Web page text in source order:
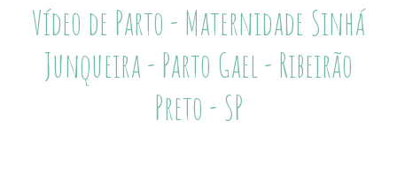
Vídeo de Parto - Maternidade Sinhá
Junqueira - Parto Gael - Ribeirão
Preto - SP